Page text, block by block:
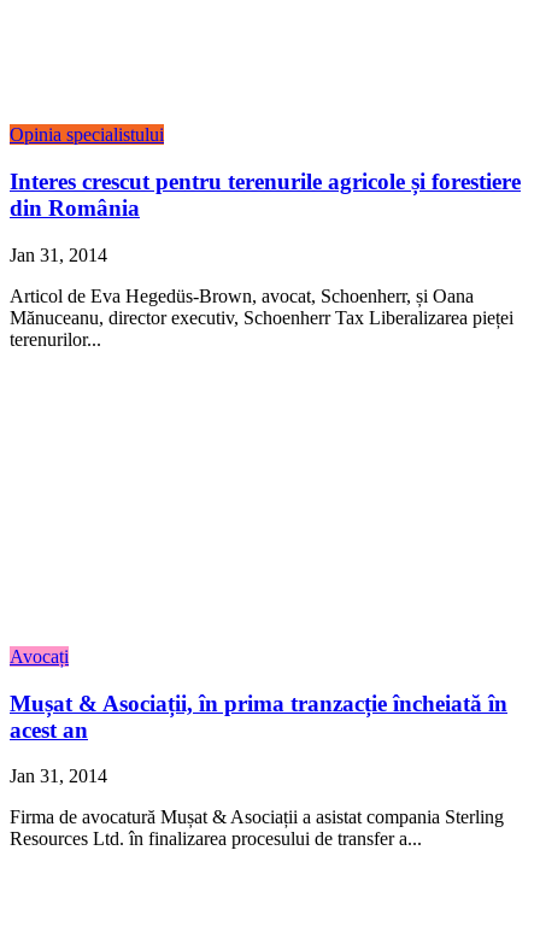
Opinia specialistului
Interes crescut pentru terenurile agricole și forestiere
din România
Jan 31, 2014
Articol de Eva Hegedüs-Brown, avocat, Schoenherr, și Oana
Mănuceanu, director executiv, Schoenherr Tax Liberalizarea pieței
terenurilor...
Avocați
Mușat & Asociații, în prima tranzacție încheiată în
acest an
Jan 31, 2014
Firma de avocatură Mușat & Asociații a asistat compania Sterling
Resources Ltd. în finalizarea procesului de transfer a...